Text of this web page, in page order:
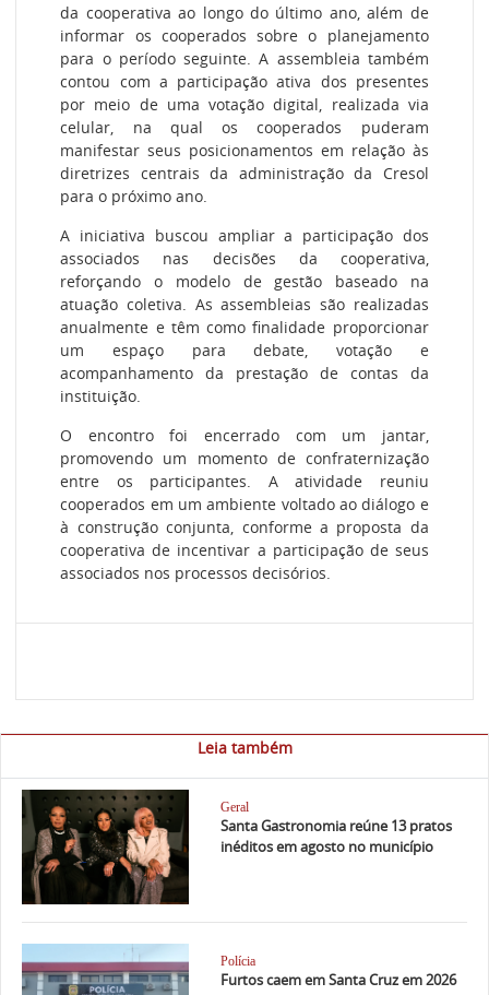
da cooperativa ao longo do último ano, além de
informar os cooperados sobre o planejamento
para o período seguinte. A assembleia também
contou com a participação ativa dos presentes
por meio de uma votação digital, realizada via
celular, na qual os cooperados puderam
manifestar seus posicionamentos em relação às
diretrizes centrais da administração da Cresol
para o próximo ano.
A iniciativa buscou ampliar a participação dos
associados nas decisões da cooperativa,
reforçando o modelo de gestão baseado na
atuação coletiva. As assembleias são realizadas
anualmente e têm como finalidade proporcionar
um espaço para debate, votação e
acompanhamento da prestação de contas da
instituição.
O encontro foi encerrado com um jantar,
promovendo um momento de confraternização
entre os participantes. A atividade reuniu
cooperados em um ambiente voltado ao diálogo e
à construção conjunta, conforme a proposta da
cooperativa de incentivar a participação de seus
associados nos processos decisórios.
Leia também
Geral
Santa Gastronomia reúne 13 pratos
inéditos em agosto no município
Polícia
Furtos caem em Santa Cruz em 2026